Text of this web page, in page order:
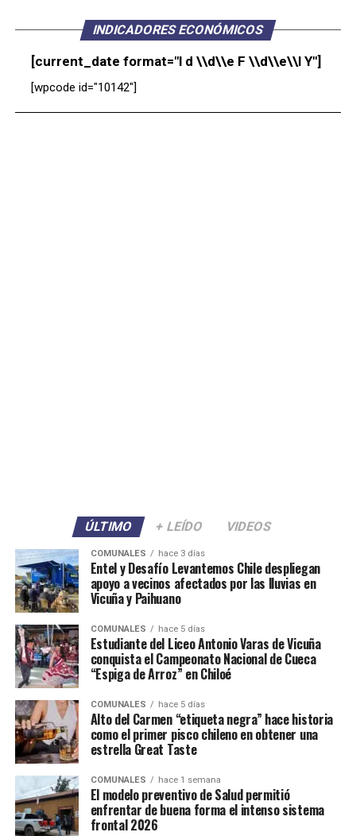
INDICADORES ECONÓMICOS
[current_date format="l d \\d\\e F \\d\\e\\l Y"]
[wpcode id="10142"]
ÚLTIMO + LEÍDO VIDEOS
COMUNALES hace 3 días
Entel y Desafío Levantemos Chile despliegan
apoyo a vecinos afectados por las lluvias en
Vicuña y Paihuano
COMUNALES hace 5 días
Estudiante del Liceo Antonio Varas de Vicuña
conquista el Campeonato Nacional de Cueca
“Espiga de Arroz” en Chiloé
COMUNALES hace 5 días
Alto del Carmen “etiqueta negra” hace historia
como el primer pisco chileno en obtener una
estrella Great Taste
COMUNALES hace 1 semana
El modelo preventivo de Salud permitió
enfrentar de buena forma el intenso sistema
frontal 2026